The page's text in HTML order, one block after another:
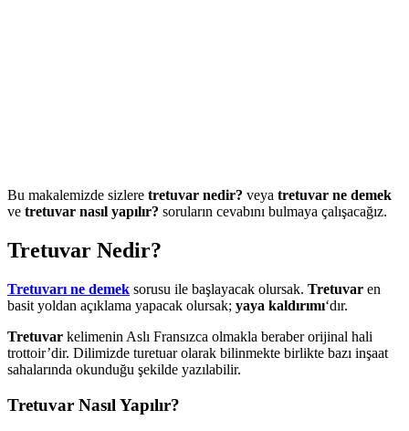
Bu makalemizde sizlere tretuvar nedir? veya tretuvar ne demek
ve tretuvar nasıl yapılır? soruların cevabını bulmaya çalışacağız.
Tretuvar Nedir?
Tretuvarı ne demek sorusu ile başlayacak olursak. Tretuvar en
basit yoldan açıklama yapacak olursak; yaya kaldırımı‘dır.
Tretuvar kelimenin Aslı Fransızca olmakla beraber orijinal hali
trottoir’dir. Dilimizde turetuar olarak bilinmekte birlikte bazı inşaat
sahalarında okunduğu şekilde yazılabilir.
Tretuvar Nasıl Yapılır?